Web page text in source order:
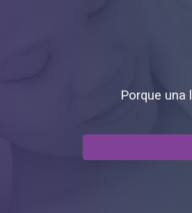
Porque una